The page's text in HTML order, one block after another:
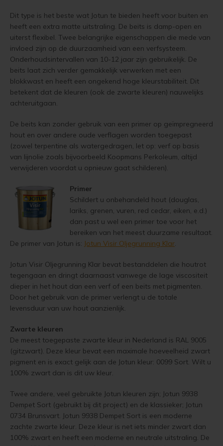
Vloerverf
Vloerlak
Vloerolie
White wash beits
Primers
Houten huis verven
Houten huis wit verven
Tuinhuis behandelen
Tuinhuis olien
Tuinhuis verven
Woonboot behandelen
Woonboot beitsen
Woonboot verven
Schutting olien
Schutting beitsen
Schutting verven
Eikenhout behandelen
Eikenhout olien
Eikenhout beitsen
Eikenhout verven
Geïmpregneerd hout behandelen
Douglas white wash
Douglas hout impregneren en beitsen
Eikenhout impregneren en beitsen
Eikenhouten garage oliën
Eikenhout oliën in kleur 629 naturell
Zweedse woning schilderen
Blokhut beitsen
Veranda verven met de meest duurzame verf van Jotun
Tuinhuis verven in de kleuren wit en grijs
Tuinhuis verven met Jotun Demidekk Ultimate
Beste buitenverf voor tuinhuis en schuur
Blokhut impregneren en beitsen
Red Cedar behandelen en de vergrijzing tegengaan
Red Cedar Oliën
Olympic Oil Stain 704 overschilderen
Olympic Oil Stain 704 Alternatief
Jotun Panellakk Kleuren
Jotun NCS Kleurenwaaier
Jotun RAL Kleurenwaaier
Olympic Stain Kleuren
Sikkens 3031 - 4041 kleuren
Jotun oude kleuren
Jotun
Jotun
Trebitt Oljebeis
Trebitt Matt Oljebeis
Trebitt Woodcare
Trestjerner Betongolje
Primadekk 02
Benar
Oude Jotun Producten
Reviews
Reclameren
Retour
Duurzaamheid
Garantie, Privacy & Cookie Voorwaarden
Dit type is het beste wat Jotun te bieden heeft voor buiten en
heeft een extra matte uitstraling. De beits is damp-open en
uiterst flexibel. Twee belangrijke eigenschappen die mede van
invloed zijn op de duurzaamheid van een verfsysteem.
Onderhoudsintervallen van 10-12 jaar zijn gebruikelijk. De
beits laat zich verder gemakkelijk verwerken met een
blokkwast en heeft een ongekend hoge kleurstabiliteit. Dit
betekent dat de kleuren (ook de zwarte kleuren) nauwelijks
achteruitgaan.
De beits kan zonder gebruik van een primer op geïmpregneerd
hout en over andere oude verflagen worden toegepast
(zowel terpentine als watergedragen, let op: verf op basis
van lijnolie zoals bijvoorbeeld Koopmans Perkoleum, altijd
verwijderen voordat u opnieuw gaat schilderen).
Primer
Schildert u onbehandeld hout (douglas,
lariks, grenen, vuren, red cedar, eiken, e.d.)
dan past u wel een primer toe voor het
bereiken van het meest duurzame resultaat.
De primer van Jotun is: Jotun Visir Oljegrunning Klar.
Jotun Visir Oljegrunning Klar bevat bestanddelen die houtrot
tegengaan en dringt daarnaast vanwege de lage viscositeit
dieper in het hout dan een verf of een beits met pigmenten.
Door het gebruik van de primer verlengt u de totale
levensduur van uw hout aanzienlijk.
Zwarte kleuren
De meest toegepaste zwarte kleur in Nederland is RAL 9005
(gitzwart). Deze kleur bevat een maximale hoeveelheid zwart
pigment en is exact gelijk aan de Jotun kleur: 0099 Sort. Wilt u
100% zwart dan is dit uw kleur.
Twee andere, veel gebruikte Jotun kleuren zijn; Jotun 9938
Dempet Sort (gebruikt bij dit project) en de klassieker; Jotun
0734 Brunsvart. Jotun 9938 Dempet Sort is een moderne
zachte zwarte kleur. Deze kleur is net iets minder zwart dan
100% zwart en heeft een moderne en neutrale uitstraling. De